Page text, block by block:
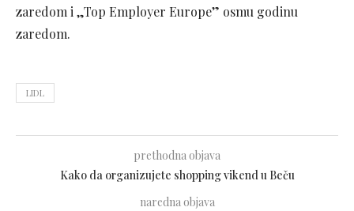
zaredom i „Top Employer Europe” osmu godinu
zaredom.
LIDL
prethodna objava
Kako da organizujete shopping vikend u Beču
naredna objava